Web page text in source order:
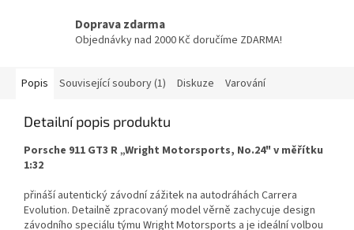
Doprava zdarma
Objednávky nad 2000 Kč doručíme ZDARMA!
Popis Související soubory (1) Diskuze Varování
Detailní popis produktu
Porsche 911 GT3 R „Wright Motorsports, No.24" v měřítku
1:32
přináší autentický závodní zážitek na autodráhách Carrera
Evolution. Detailně zpracovaný model věrně zachycuje design
závodního speciálu týmu Wright Motorsports a je ideální volbou